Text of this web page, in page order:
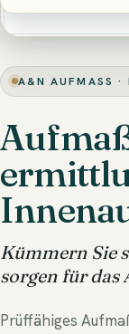
A&N AUFMASS ·
Kümmern Sie
sorgen für das
Prüffähiges